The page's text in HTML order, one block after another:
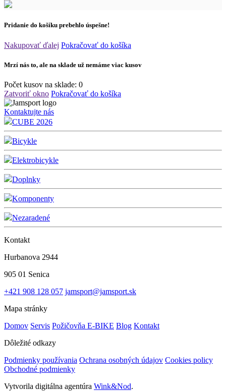
Pridanie do košíku prebehlo úspešne!
Nakupovať ďalej Pokračovať do košíka
Mrzí nás to, ale na sklade už nemáme viac kusov
Počet kusov na sklade: 0
Zatvoriť okno Pokračovať do košíka
Kontaktujte nás
CUBE 2026
Bicykle
Elektrobicykle
Doplnky
Komponenty
Nezaradené
Kontakt
Hurbanova 2944
905 01 Senica
+421 908 128 057 jamsport@jamsport.sk
Mapa stránky
Domov Servis Požičovňa E-BIKE Blog Kontakt
Dôležité odkazy
Podmienky používania Ochrana osobných údajov Cookies policy
Obchodné podmienky
Vytvorila digitálna agentúra Wink&Nod.